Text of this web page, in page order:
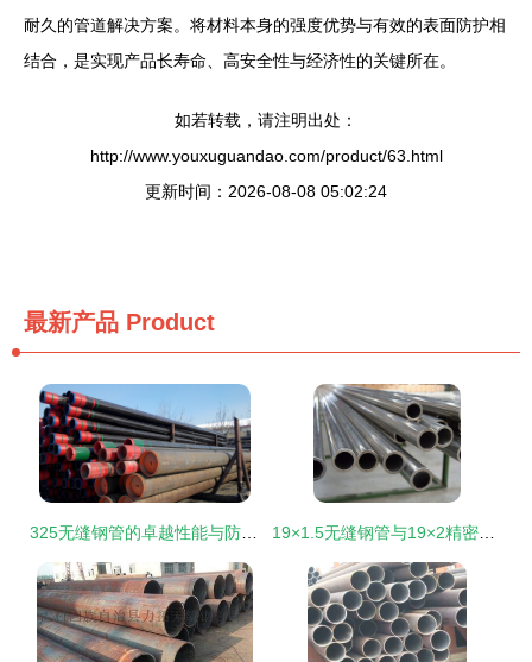
耐久的管道解决方案。将材料本身的强度优势与有效的表面防护相
结合，是实现产品长寿命、高安全性与经济性的关键所在。
如若转载，请注明出处：
http://www.youxuguandao.com/product/63.html
更新时间：2026-08-08 05:02:24
最新产品 Product